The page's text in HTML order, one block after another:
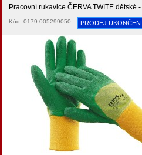
Pracovní rukavice ČERVA TWITE dětské
Kód: 0179-005299050 PRODEJ UKONČEN